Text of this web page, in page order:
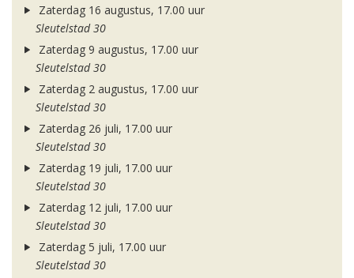
Zaterdag 16 augustus, 17.00 uur
Sleutelstad 30
Zaterdag 9 augustus, 17.00 uur
Sleutelstad 30
Zaterdag 2 augustus, 17.00 uur
Sleutelstad 30
Zaterdag 26 juli, 17.00 uur
Sleutelstad 30
Zaterdag 19 juli, 17.00 uur
Sleutelstad 30
Zaterdag 12 juli, 17.00 uur
Sleutelstad 30
Zaterdag 5 juli, 17.00 uur
Sleutelstad 30